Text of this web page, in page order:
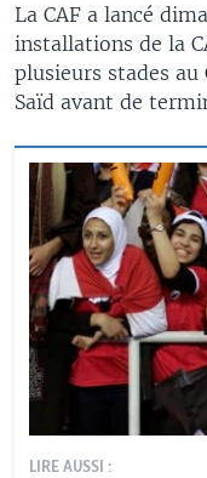
La CAF a lancé
installations de la
plusieurs stades
Saïd avant de
LIRE AUSSI :